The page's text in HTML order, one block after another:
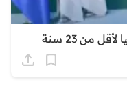
من 23 سنة